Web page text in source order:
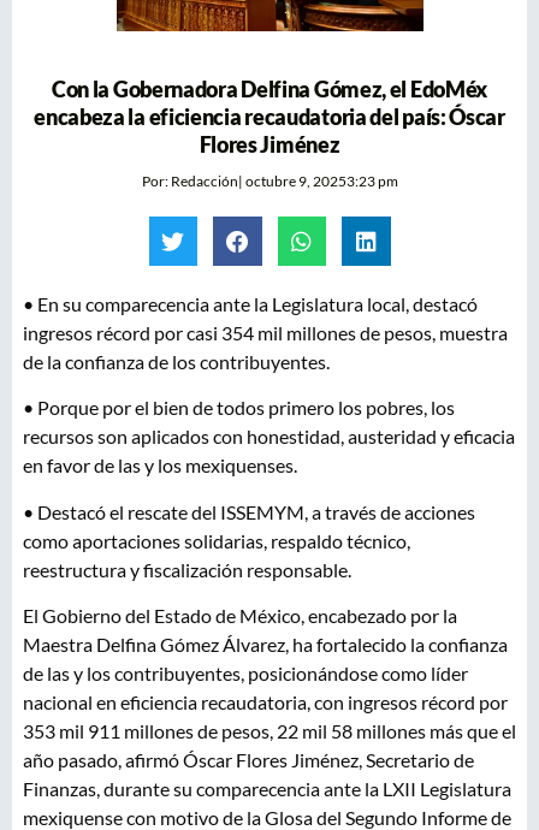
Con la Gobernadora Delfina Gómez, el EdoMéx
encabeza la eficiencia recaudatoria del país: Óscar
Flores Jiménez
Por:Redacción| octubre 9, 20253:23 pm
• En su comparecencia ante la Legislatura local, destacó
ingresos récord por casi 354 mil millones de pesos, muestra
de la confianza de los contribuyentes.
• Porque por el bien de todos primero los pobres, los
recursos son aplicados con honestidad, austeridad y eficacia
en favor de las y los mexiquenses.
• Destacó el rescate del ISSEMYM, a través de acciones
como aportaciones solidarias, respaldo técnico,
reestructura y fiscalización responsable.
El Gobierno del Estado de México, encabezado por la
Maestra Delfina Gómez Álvarez, ha fortalecido la confianza
de las y los contribuyentes, posicionándose como líder
nacional en eficiencia recaudatoria, con ingresos récord por
353 mil 911 millones de pesos, 22 mil 58 millones más que el
año pasado, afirmó Óscar Flores Jiménez, Secretario de
Finanzas, durante su comparecencia ante la LXII Legislatura
mexiquense con motivo de la Glosa del Segundo Informe de